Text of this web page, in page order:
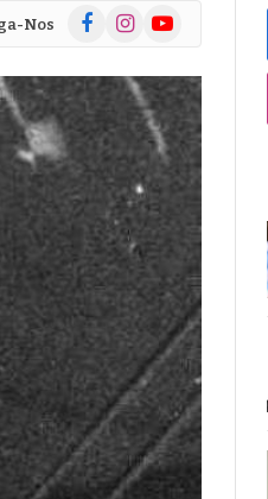
Nos FacebookInstagramYouTube